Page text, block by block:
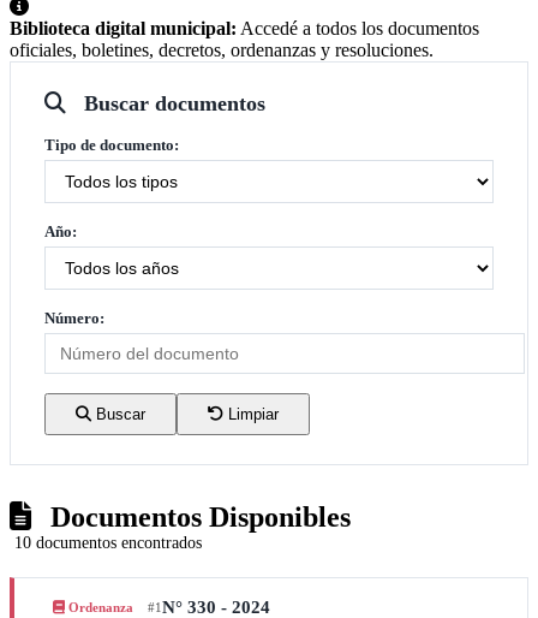
Biblioteca digital municipal: Accedé a todos los documentos
oficiales, boletines, decretos, ordenanzas y resoluciones.
Buscar documentos
Tipo de documento:
Año:
Número:
Buscar Limpiar
Documentos Disponibles
10 documentos encontrados
Ordenanza #1 N° 330 - 2024